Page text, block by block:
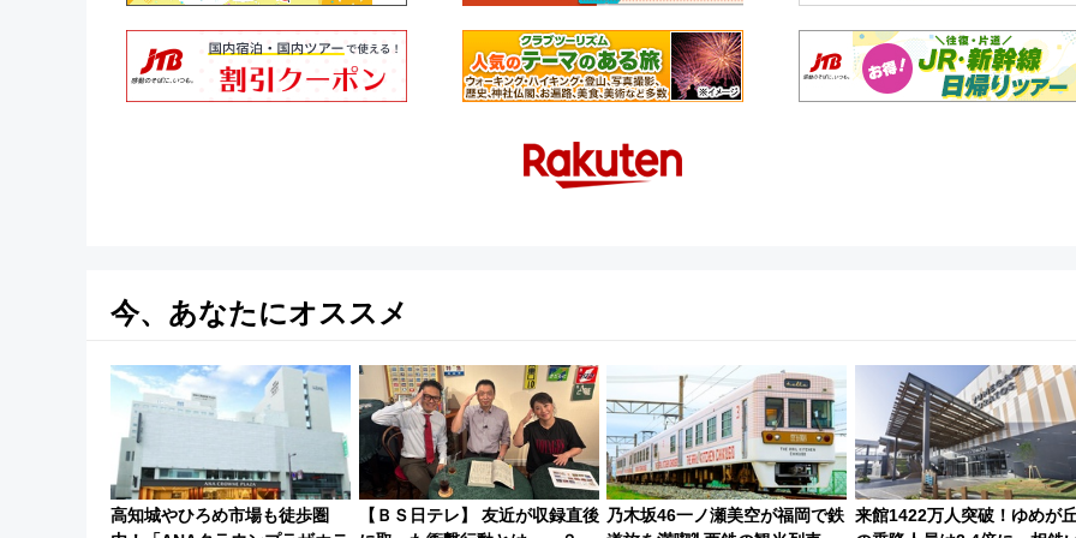
今、あなたにオススメ
高知城やひろめ市場も徒歩圏
【ＢＳ日テレ】 友近が収録直後 乃木坂46一ノ瀬美空が福岡で鉄 来館1422万人突破！ゆめが